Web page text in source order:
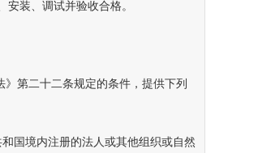
装、调试并验收合格。
第二十二条规定的条件，提供下列
国境内注册的法人或其他组织或自然